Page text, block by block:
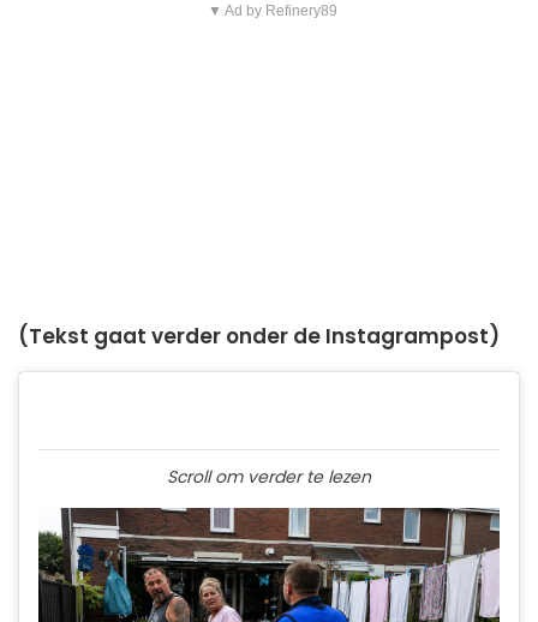
▼ Ad by Refinery89
(Tekst gaat verder onder de Instagrampost)
Scroll om verder te lezen